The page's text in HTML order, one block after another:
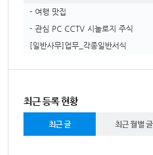
- 여행 맛집
- 관심 PC CCTV 시놀로지 주식
[일반사무]업무_각종일반서식
최근 등록 현황
최근 글 최근 월별 글